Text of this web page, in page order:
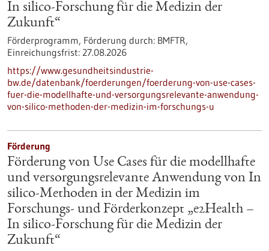
In silico-Forschung für die Medizin der
Zukunft“
Förderprogramm, Förderung durch: BMFTR,
Einreichungsfrist: 27.08.2026
https://www.gesundheitsindustrie-
bw.de/datenbank/foerderungen/foerderung-von-use-cases-
fuer-die-modellhafte-und-versorgungsrelevante-anwendung-
von-silico-methoden-der-medizin-im-forschungs-u
Förderung
Förderung von Use Cases für die modellhafte
und versorgungsrelevante Anwendung von In
silico-Methoden in der Medizin im
Forschungs- und Förderkonzept „e2Health –
In silico-Forschung für die Medizin der
Zukunft“